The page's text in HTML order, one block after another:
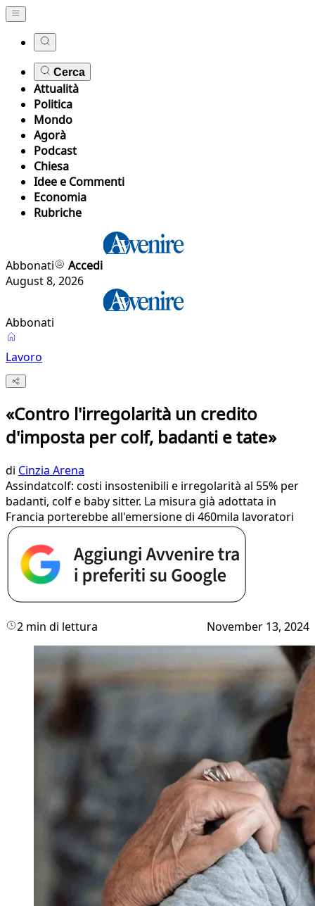
Cerca
Attualità
Politica
Mondo
Agorà
Podcast
Chiesa
Idee e Commenti
Economia
Rubriche
Abbonati
Accedi
August 8, 2026
Abbonati
Lavoro
«Contro l'irregolarità un credito
d'imposta per colf, badanti e tate»
di Cinzia Arena
Assindatcolf: costi insostenibili e irregolarità al 55% per
badanti, colf e baby sitter. La misura già adottata in
Francia porterebbe all'emersione di 460mila lavoratori
2 min di lettura November 13, 2024